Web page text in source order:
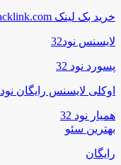
خرید بک لینک behtarinbacklink.com
لایسنس نود32
پسورد نود 32
اوکلی لایسنس رایگان نود 32
همیار نود 32
بهترین سئو
رایگان